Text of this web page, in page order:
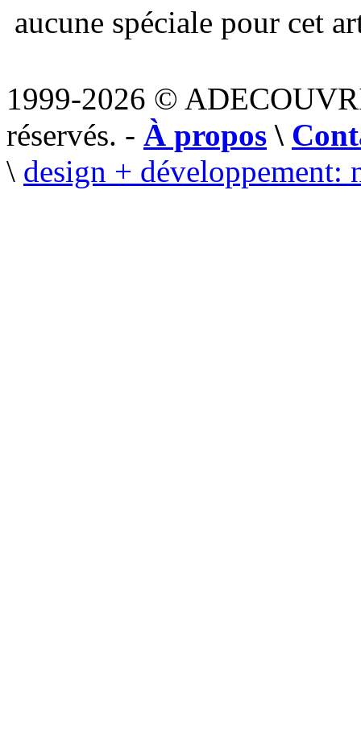
aucune spéciale pour cet
1999-2026 ©
réservés. - À propos \
\ design + développement: